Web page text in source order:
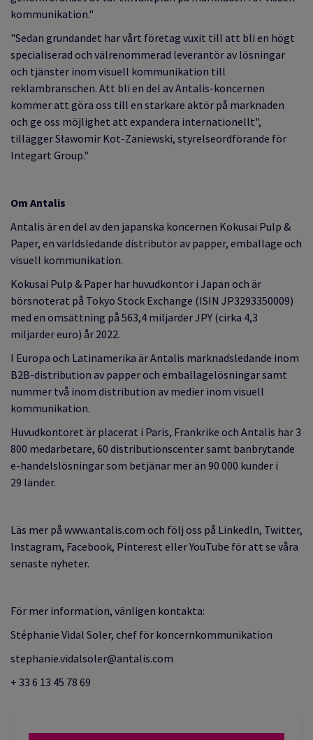
kommunikation."
"Sedan grundandet har vårt företag vuxit till att bli en högt
specialiserad och välrenommerad leverantör av lösningar
och tjänster inom visuell kommunikation till
reklambranschen. Att bli en del av Antalis-koncernen
kommer att göra oss till en starkare aktör på marknaden
och ge oss möjlighet att expandera internationellt",
tillägger Sławomir Kot-Zaniewski, styrelseordförande för
Integart Group."
Om Antalis
Antalis är en del av den japanska koncernen Kokusai Pulp &
Paper, en världsledande distributör av papper, emballage och
visuell kommunikation.
Kokusai Pulp & Paper har huvudkontor i Japan och är
börsnoterat på Tokyo Stock Exchange (ISIN JP3293350009)
med en omsättning på 563,4 miljarder JPY (cirka 4,3
miljarder euro) år 2022.
I Europa och Latinamerika är Antalis marknadsledande inom
B2B-distribution av papper och emballagelösningar samt
nummer två inom distribution av medier inom visuell
kommunikation.
Huvudkontoret är placerat i Paris, Frankrike och Antalis har 3
800 medarbetare, 60 distributionscenter samt banbrytande
e-handelslösningar som betjänar mer än 90 000 kunder i
29 länder.
Läs mer på www.antalis.com och följ oss på LinkedIn, Twitter,
Instagram, Facebook, Pinterest eller YouTube för att se våra
senaste nyheter.
För mer information, vänligen kontakta:
Stéphanie Vidal Soler, chef för koncernkommunikation
stephanie.vidalsoler@antalis.com
+ 33 6 13 45 78 69